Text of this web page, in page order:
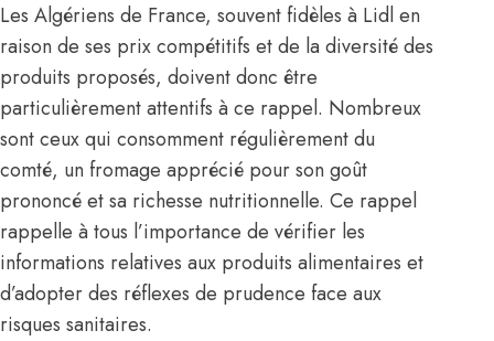
Les Algériens de France, souvent fidèles à Lidl en
raison de ses prix compétitifs et de la diversité des
produits proposés, doivent donc être
particulièrement attentifs à ce rappel. Nombreux
sont ceux qui consomment régulièrement du
comté, un fromage apprécié pour son goût
prononcé et sa richesse nutritionnelle. Ce rappel
rappelle à tous l’importance de vérifier les
informations relatives aux produits alimentaires et
d’adopter des réflexes de prudence face aux
risques sanitaires.